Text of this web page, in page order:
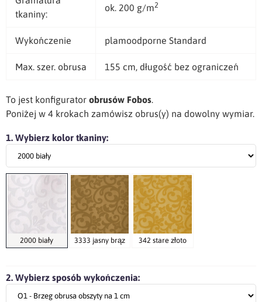
tkaniny:
ok. 200 g/m2
Wykończenie plamoodporne Standard
Max. szer. obrusa 155 cm, długość bez ograniczeń
To jest konfigurator obrusów Fobos.
Poniżej w 4 krokach zamówisz obrus(y) na dowolny wymiar.
1. Wybierz kolor tkaniny:
2000 biały 3333 jasny brąz 342 stare złoto
2. Wybierz sposób wykończenia: